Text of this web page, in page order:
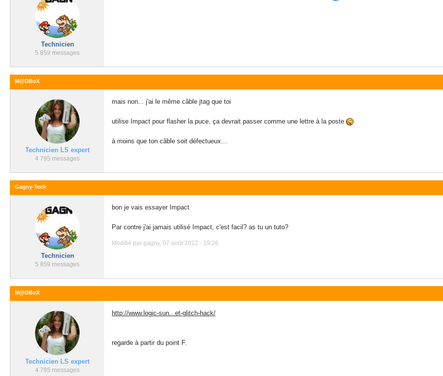
Technicien
5 859 messages
M@DBoX
Technicien LS expert
4 795 messages
mais non... j'ai le même câble jtag que toi
utilise Impact pour flasher la puce, ça devrait passer comme une lettre à la poste
à moins que ton câble soit défectueux...
Gagny-Tech
Technicien
5 859 messages
bon je vais essayer Impact
Par contre j'ai jamais utilisé Impact, c'est facil? as tu un tuto?
Modifié par gagny, 07 août 2012 - 19:26.
M@DBoX
Technicien LS expert
4 795 messages
http://www.logic-sun...et-glitch-hack/
regarde à partir du point F.